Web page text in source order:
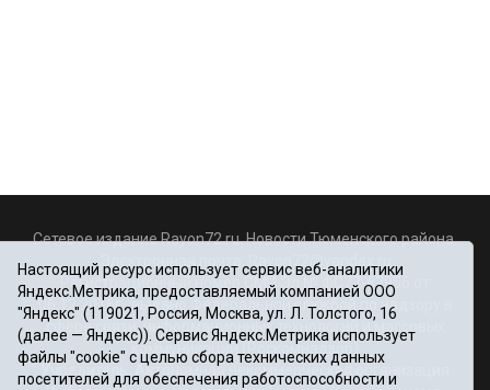
Сетевое издание Rayon72.ru. Новости Тюменского района.
Rayon72@yandex.ru
Регистрационный номер СМИ Эл № ФС77-67956 от
06.12.2016г., выдано Федеральной службой по надзору в
сфере связи, информационных технологий и массовых
коммуникаций (Роскомнадзор)
Учредитель: Автономная некоммерческая организация
Настоящий ресурс использует сервис веб-аналитики
Яндекс.Метрика, предоставляемый компанией ООО
"Яндекс" (119021, Россия, Москва, ул. Л. Толстого, 16
(далее — Яндекс)). Сервис Яндекс.Метрика использует
файлы "cookie" с целью сбора технических данных
посетителей для обеспечения работоспособности и